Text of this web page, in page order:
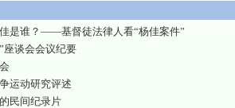
是谁？——基督徒法律人看“杨佳案件”
座谈会会议纪要
运动研究评述
民间纪录片